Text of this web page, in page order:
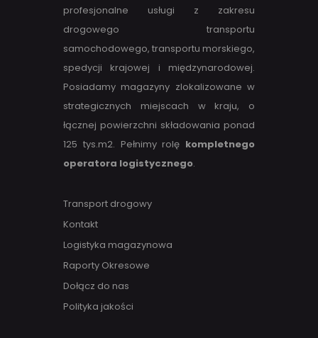
profesjonalne usługi z zakresu
drogowego transportu
samochodowego, transportu morskiego,
spedycji krajowej i międzynarodowej.
Posiadamy magazyny zlokalizowane w
strategicznych miejscach w kraju, o
łącznej powierzchni składowania ponad
125 tys.m2. Pełnimy rolę kompletnego
operatora logistycznego.
Transport drogowy
Kontakt
Logistyka magazynowa
Raporty Okresowe
Dołącz do nas
Polityka jakości